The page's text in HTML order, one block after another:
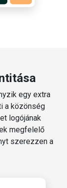
egy extra
a közönség
logójának
megfelelő
szerezzen a